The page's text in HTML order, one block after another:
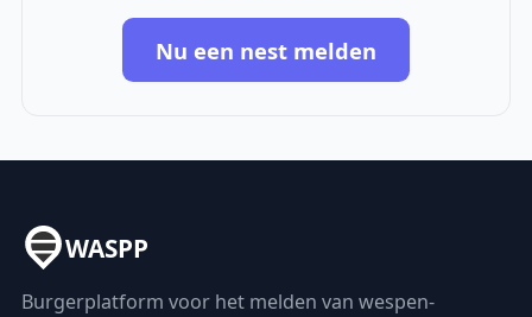
Nu een nest melden
WASPP
Burgerplatform voor het melden van wespen-